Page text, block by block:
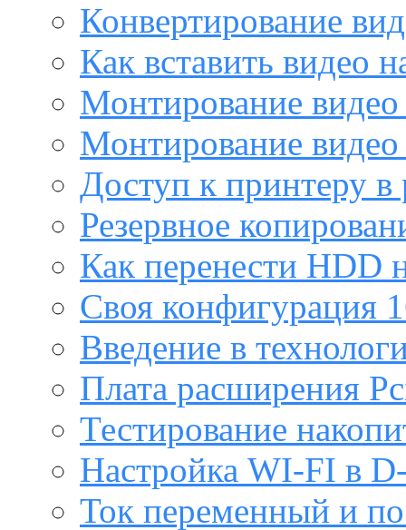
Конвертирование
Как вставить видео
Монтирование видео
Монтирование
Доступ к принтеру в
Резервное
Как перенести HDD
Своя конфигурация
Введение в
Плата расширения
Тестирование
Настройка WI-FI в
Ток переменный и